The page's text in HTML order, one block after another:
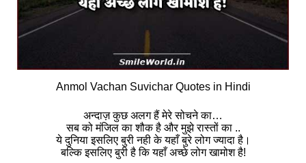
Anmol Vachan Suvichar Quotes in Hindi
अन्दाज़ कुछ अलग हैं मेरे सोचने का…
सब को मंजिल का शौक है और मुझे रास्तों का ..
ये दुनिया इसलिए बुरी नही के यहाँ बुरे लोग ज्यादा है।
बल्कि इसलिए बुरी है कि यहाँ अच्छे लोग खामोश है!